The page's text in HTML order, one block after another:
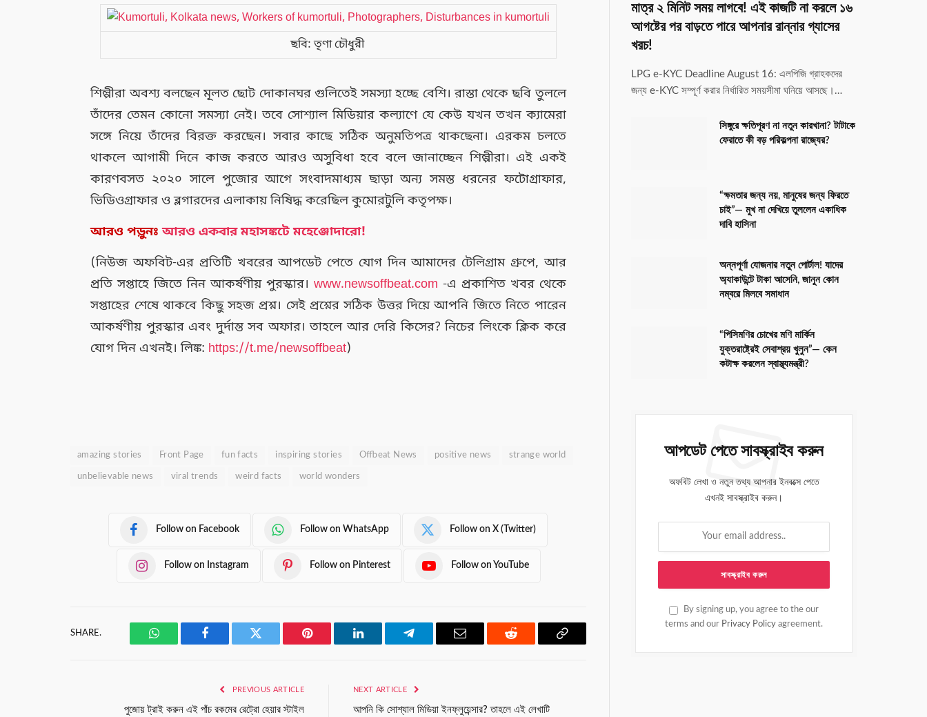
ছবি: তৃণা চৌধুরী
শিল্পীরা অবশ্য বলছেন মূলত ছোট দোকানঘর গুলিতেই সমস্যা হচ্ছে বেশি। রাস্তা থেকে ছবি তুললে
তাঁদের তেমন কোনো সমস্যা নেই। তবে সোশ্যাল মিডিয়ার কল্যাণে যে কেউ যখন তখন ক্যামেরা
সঙ্গে নিয়ে তাঁদের বিরক্ত করছেন। সবার কাছে সঠিক অনুমতিপত্র থাকছেনা। এরকম চলতে
থাকলে আগামী দিনে কাজ করতে আরও অসুবিধা হবে বলে জানাচ্ছেন শিল্পীরা। এই একই
কারণবসত ২০২০ সালে পুজোর আগে সংবাদমাধ্যম ছাড়া অন্য সমস্ত ধরনের ফটোগ্রাফার,
ভিডিওগ্রাফার ও ব্লগারদের এলাকায় নিষিদ্ধ করেছিল কুমোরটুলি কতৃপক্ষ।
আরও পড়ুনঃআরও একবার মহাসঙ্কটে মহেঞ্জোদারো!
(নিউজ অফবিট-এর প্রতিটি খবরের আপডেট পেতে যোগ দিন আমাদের টেলিগ্রাম গ্রুপে, আর
প্রতি সপ্তাহে জিতে নিন আকর্ষণীয় পুরস্কার। www.newsoffbeat.com -এ প্রকাশিত খবর থেকে
সপ্তাহের শেষে থাকবে কিছু সহজ প্রশ্ন। সেই প্রশ্নের সঠিক উত্তর দিয়ে আপনি জিতে নিতে পারেন
আকর্ষণীয় পুরস্কার এবং দুর্দান্ত সব অফার। তাহলে আর দেরি কিসের? নিচের লিংকে ক্লিক করে
যোগ দিন এখনই। লিঙ্ক: https://t.me/newsoffbeat)
amazing stories Front Page fun facts inspiring stories Offbeat News positive news strange world
unbelievable news viral trends weird facts world wonders
Follow on Facebook Follow on WhatsApp Follow on X (Twitter)
Follow on Instagram Follow on Pinterest Follow on YouTube
SHARE.
WhatsAppFacebook Twitter Pinterest LinkedIn Telegram Email Reddit
Copy
PREVIOUS ARTICLE
পুজোয় ট্রাই করুন এই পাঁচ রকমের রেট্রো হেয়ার স্টাইল
NEXT ARTICLE
আপনি কি সোশ্যাল মিডিয়া ইনফ্লুয়েন্সার? তাহলে এই লেখাটি
মাত্র ২ মিনিট সময় লাগবে! এই কাজটি না করলে ১৬
আগষ্টের পর বাড়তে পারে আপনার রান্নার গ্যাসের
খরচ!
LPG e-KYC Deadline August 16: এলপিজি গ্রাহকদের
জন্য e-KYC সম্পূর্ণ করার নির্ধারিত সময়সীমা ঘনিয়ে আসছে।…
সিঙ্গুরে ক্ষতিপূরণ না নতুন কারখানা? টাটাকে
ফেরাতে কী বড় পরিকল্পনা রাজ্যের?
“ক্ষমতার জন্য নয়, মানুষের জন্য ফিরতে
চাই”— মুখ না দেখিয়ে তুললেন একাধিক
দাবি হাসিনা
অন্নপূর্ণা যোজনার নতুন পোর্টাল! যাদের
অ্যাকাউন্টে টাকা আসেনি, জানুন কোন
নম্বরে মিলবে সমাধান
“পিসিমণির চোখের মণি মার্কিন
যুক্তরাষ্ট্রেই সেবাশ্রয় খুলুন”— কেন
কটাক্ষ করলেন স্বাস্থ্যমন্ত্রী?
আপডেট পেতে সাবস্ক্রাইব করুন
অফবিট লেখা ও নতুন তথ্য আপনার ইনবক্সে পেতে
এখনই সাবস্ক্রাইব করুন।
By signing up, you agree to the our
terms and our Privacy Policy agreement.